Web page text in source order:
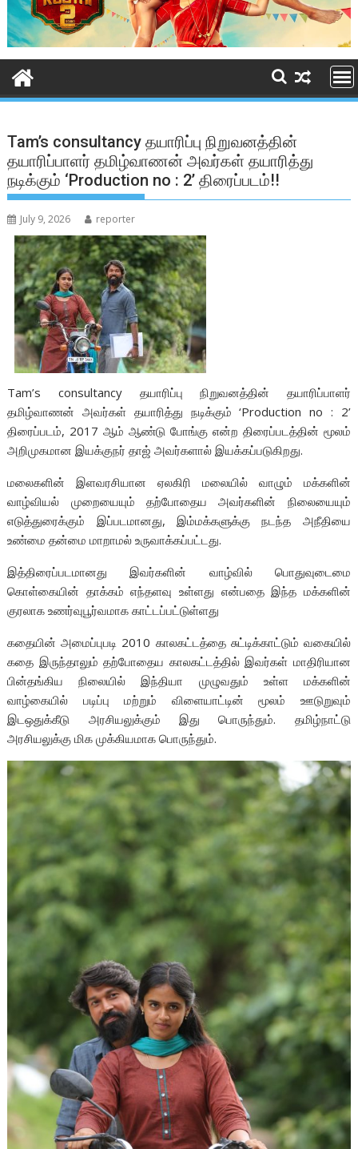
Tam’s consultancy தயாரிப்பு நிறுவனத்தின்
தயாரிப்பாளர் தமிழ்வாணன் அவர்கள் தயாரித்து
நடிக்கும் ‘Production no : 2’ திரைப்படம்!!
July 9, 2026 reporter
Tam’s consultancy தயாரிப்பு நிறுவனத்தின் தயாரிப்பாளர்
தமிழ்வாணன் அவர்கள் தயாரித்து நடிக்கும் ‘Production no : 2’
திரைப்படம், 2017 ஆம் ஆண்டு போங்கு என்ற திரைப்படத்தின் மூலம்
அறிமுகமான இயக்குநர் தாஜ் அவர்களால் இயக்கப்படுகிறது.
மலைகளின் இளவரசியான ஏலகிரி மலையில் வாழும் மக்களின்
வாழ்வியல் முறையையும் தற்போதைய அவர்களின் நிலையையும்
எடுத்துரைக்கும் இப்படமானது, இம்மக்களுக்கு நடந்த அநீதியை
உண்மை தன்மை மாறாமல் உருவாக்கப்பட்டது.
இத்திரைப்படமானது இவர்களின் வாழ்வில் பொதுவுடைமை
கொள்கையின் தாக்கம் எந்தளவு உள்ளது என்பதை இந்த மக்களின்
குரலாக உணர்வுபூர்வமாக காட்டப்பட்டுள்ளது
கதையின் அமைப்புபடி 2010 காலகட்டத்தை சுட்டிக்காட்டும் வகையில்
கதை இருந்தாலும் தற்போதைய காலகட்டத்தில் இவர்கள் மாதிரியான
பின்தங்கிய நிலையில் இந்தியா முழுவதும் உள்ள மக்களின்
வாழ்கையில் படிப்பு மற்றும் விளையாட்டின் மூலம் ஊடுறுவும்
இடஒதுக்கீடு அரசியலுக்கும் இது பொருந்தும். தமிழ்நாட்டு
அரசியலுக்கு மிக முக்கியமாக பொருந்தும்.